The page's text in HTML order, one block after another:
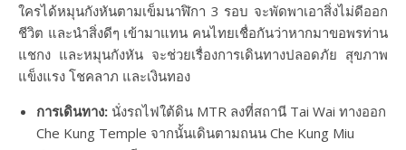
ใครได้หมุนกังหันตามเข็มนาฬิกา 3 รอบ จะพัดพาเอาสิ่งไม่ดีออก
ชีวิต และนำสิ่งดีๆ เข้ามาแทน คนไทยเชื่อกันว่าหากมาขอพรท่าน
แชกง และหมุนกังหัน จะช่วยเรื่องการเดินทางปลอดภัย สุขภาพ
แข็งแรง โชคลาภ และเงินทอง
การเดินทาง: นั่งรถไฟใต้ดิน MTR ลงที่สถานี Tai Wai ทางออก
Che Kung Temple จากนั้นเดินตามถนน Che Kung Miu